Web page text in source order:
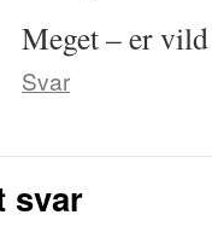
Meget – er
Svar
svar